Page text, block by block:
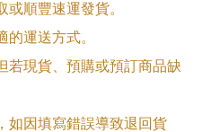
順豐速運發貨。
運送方式。
若現貨、預購或預訂商品缺
如因填寫錯誤導致退回貨